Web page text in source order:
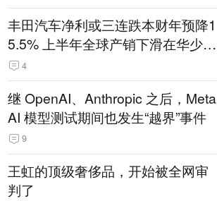
丰田汽车净利或三连跌本财年预降1
5.5% 上半年全球产销下滑在华少卖
14.3万辆
4
继 OpenAI、Anthropic 之后，Meta
AI 模型测试期间也发生“越界”事件
9
王虹的顶级奢侈品，开始被全网审
判了